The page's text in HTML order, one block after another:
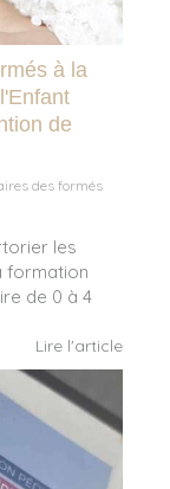
à la
de
des formés
les
formation
de 0 à 4
Lire l'article